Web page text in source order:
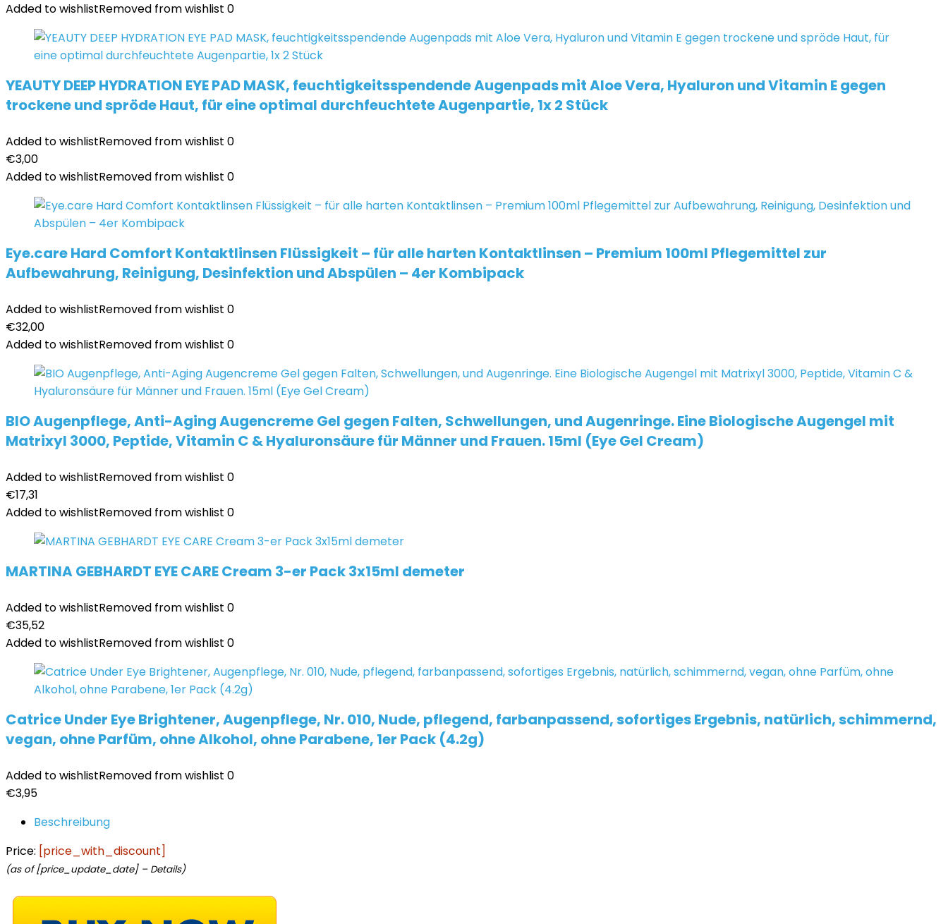
Added to wishlistRemoved from wishlist 0
YEAUTY DEEP HYDRATION EYE PAD MASK, feuchtigkeitsspendende Augenpads mit Aloe Vera, Hyaluron und Vitamin E gegen
trockene und spröde Haut, für eine optimal durchfeuchtete Augenpartie, 1x 2 Stück
Added to wishlistRemoved from wishlist 0
€3,00
Added to wishlistRemoved from wishlist 0
Eye.care Hard Comfort Kontaktlinsen Flüssigkeit – für alle harten Kontaktlinsen – Premium 100ml Pflegemittel zur
Aufbewahrung, Reinigung, Desinfektion und Abspülen – 4er Kombipack
Added to wishlistRemoved from wishlist 0
€32,00
Added to wishlistRemoved from wishlist 0
BIO Augenpflege, Anti-Aging Augencreme Gel gegen Falten, Schwellungen, und Augenringe. Eine Biologische Augengel mit
Matrixyl 3000, Peptide, Vitamin C & Hyaluronsäure für Männer und Frauen. 15ml (Eye Gel Cream)
Added to wishlistRemoved from wishlist 0
€17,31
Added to wishlistRemoved from wishlist 0
MARTINA GEBHARDT EYE CARE Cream 3-er Pack 3x15ml demeter
Added to wishlistRemoved from wishlist 0
€35,52
Added to wishlistRemoved from wishlist 0
Catrice Under Eye Brightener, Augenpflege, Nr. 010, Nude, pflegend, farbanpassend, sofortiges Ergebnis, natürlich, schimmernd,
vegan, ohne Parfüm, ohne Alkohol, ohne Parabene, 1er Pack (4.2g)
Added to wishlistRemoved from wishlist 0
€3,95
Beschreibung
Price: [price_with_discount]
(as of [price_update_date] – Details)